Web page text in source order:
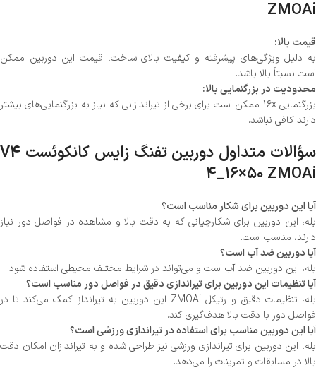
ZMOAi
قیمت بالا:
به دلیل ویژگی‌های پیشرفته و کیفیت بالای ساخت، قیمت این دوربین ممکن
است نسبتاً بالا باشد.
محدودیت در بزرگنمایی بالا:
بزرگنمایی 16x ممکن است برای برخی از تیراندازانی که نیاز به بزرگنمایی‌های بیشتر
دارند کافی نباشد.
سؤالات متداول دوربین تفنگ زایس کانکوئست V4
۴_۱۶×۵۰ ZMOAi
آیا این دوربین برای شکار مناسب است؟
بله، این دوربین برای شکارچیانی که به دقت بالا و مشاهده در فواصل دور نیاز
دارند، مناسب است.
آیا دوربین ضد آب است؟
بله، این دوربین ضد آب است و می‌تواند در شرایط مختلف محیطی استفاده شود.
آیا تنظیمات این دوربین برای تیراندازی دقیق در فواصل دور مناسب است؟
بله، تنظیمات دقیق و رتیکل ZMOAi این دوربین به تیرانداز کمک می‌کند تا در
فواصل دور با دقت بالا هدف‌گیری کند.
آیا این دوربین مناسب برای استفاده در تیراندازی ورزشی است؟
بله، این دوربین برای تیراندازی ورزشی نیز طراحی شده و به تیراندازان امکان دقت
بالا در مسابقات و تمرینات را می‌دهد.